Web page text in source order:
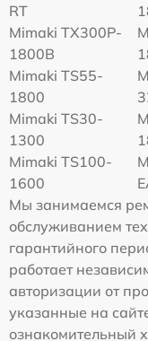
RT
Mimaki TX300P-
1800B
Mimaki TS55-
1800
Mimaki TS30-
1300
Mimaki TS100-
1600
Мы занимаемся
обслуживанием
гарантийного
работает
авторизации от
указанные на
ознакомительный